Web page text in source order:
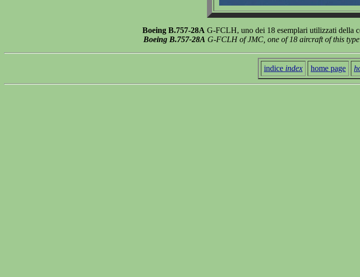
Boeing B.757-28A G-FCLH, uno dei 18 esemplari utilizzati della
Boeing B.757-28A G-FCLH of JMC, one of 18 aircraft of this
indice index home page